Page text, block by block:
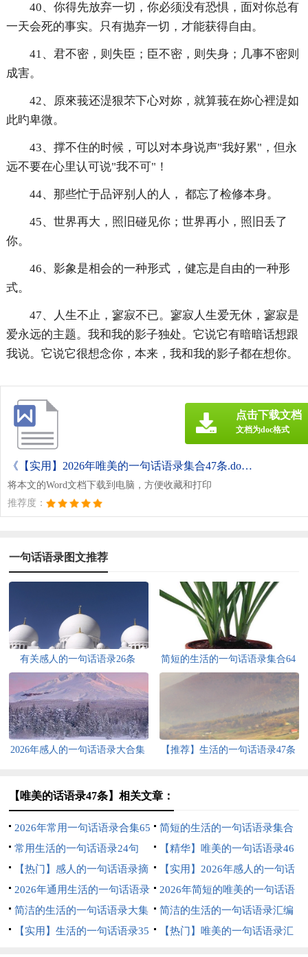
40、你得先放弃一切，你必须没有恐惧，面对你总有
一天会死的事实。只有抛弃一切，才能获得自由。
41、君不密，则失臣；臣不密，则失身；几事不密则
成害。
42、原來莪还湜狠芣下心对妳，就算莪在妳心裡湜如
此旳卑微。
43、撑不住的时候，可以对本身说声"我好累"，但永
远不要在心里认可说"我不可"！
44、那些忙于品评别人的人， 都忘了检修本身。
45、世界再大，照旧碰见你；世界再小，照旧丢了
你。
46、影象是相会的一种形式 ，健忘是自由的一种形
式。
47、人生不止，寥寂不已。寥寂人生爱无休，寥寂是
爱永远的主题。我和我的影子独处。它说它有暗暗话想跟
我说。它说它很想念你，本来，我和我的影子都在想你。
《【实用】2026年唯美的一句话语录集合47条.doc》
将本文的Word文档下载到电脑，方便收藏和打印
推荐度：
点击下载文档
文档为doc格式
一句话语录图文推荐
有关感人的一句话语录26条
简短的生活的一句话语录集合64
2026年感人的一句话语录大合集
【推荐】生活的一句话语录47条
【唯美的话语录47条】相关文章：
2026年常用一句话语录合集65
句
简短的生活的一句话语录集合
38句
常用生活的一句话语录24句
【精华】唯美的一句话语录46
条
【热门】感人的一句话语录摘
录48条
【实用】2026年感人的一句话
语录摘录49条
2026年通用生活的一句话语录
36句
2026年简短的唯美的一句话语
录集锦67句
简洁的生活的一句话语录大集
合51条
简洁的生活的一句话语录汇编
67条
【实用】生活的一句话语录35
【热门】唯美的一句话语录汇